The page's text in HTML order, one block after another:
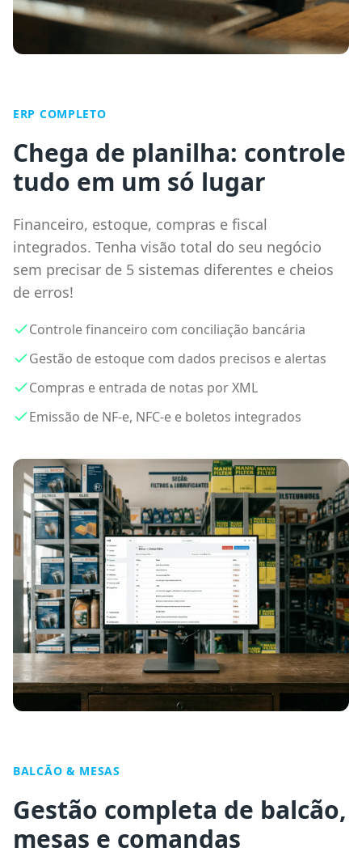
ERP COMPLETO
Chega de planilha: controle
tudo em um só lugar
Financeiro, estoque, compras e fiscal
integrados. Tenha visão total do seu negócio
sem precisar de 5 sistemas diferentes e cheios
de erros!
Controle financeiro com conciliação bancária
Gestão de estoque com dados precisos e alertas
Compras e entrada de notas por XML
Emissão de NF-e, NFC-e e boletos integrados
BALCÃO & MESAS
Gestão completa de balcão,
mesas e comandas